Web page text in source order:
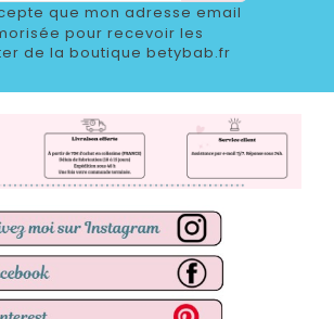
que mon adresse email
pour recevoir les
de la boutique betybab.fr